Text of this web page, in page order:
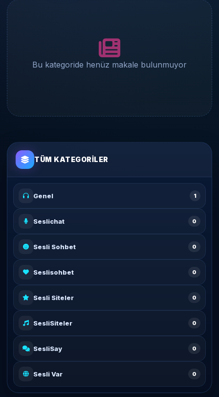
Bu kategoride henüz makale bulunmuyor
TÜM KATEGORILER
Genel 1
Seslichat 0
Sesli Sohbet 0
Seslisohbet 0
Sesli Siteler 0
SesliSiteler 0
SesliSay 0
Sesli Var 0